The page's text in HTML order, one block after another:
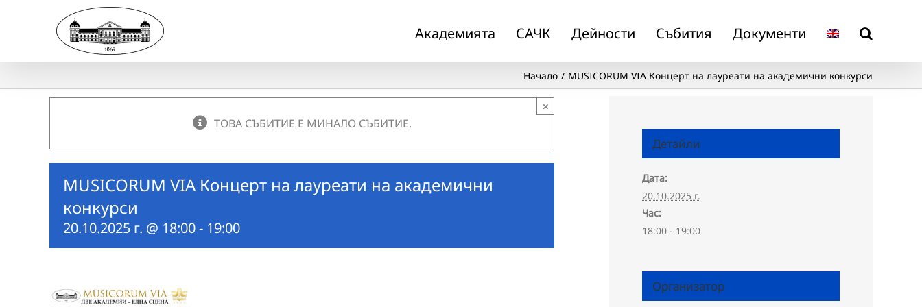
Академията САЧК Дейности Събития Документи
Начало MUSICORUM VIA Концерт на лауреати на академични конкурси
ТОВА СЪБИТИЕ Е МИНАЛО СЪБИТИЕ.
×
MUSICORUM VIA Концерт на лауреати на академични
конкурси
20.10.2025 г. @ 18:00- 19:00
Детайли
Дата:
20.10.2025 г.
Час:
18:00 - 19:00
Организатор